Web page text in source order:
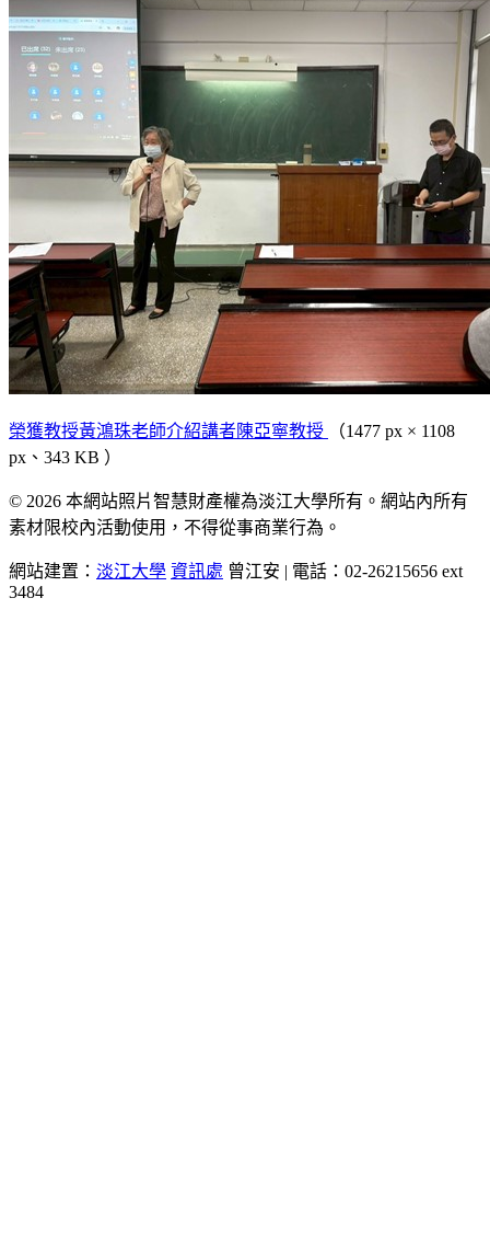
榮獲教授黃鴻珠老師介紹講者陳亞寧教授
（1477 px × 1108
px、343 KB ）
© 2026 本網站照片智慧財產權為淡江大學所有。網站內所有
素材限校內活動使用，不得從事商業行為。
網站建置： 淡江大學 資訊處 曾江安 | 電話：02-26215656 ext
3484